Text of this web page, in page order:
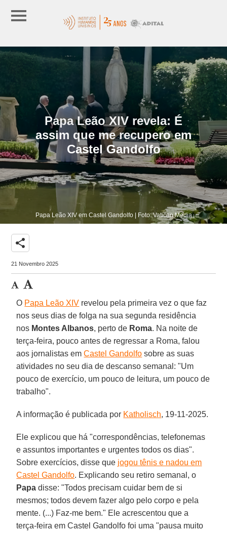
Papa Leão XIV revela: É
assim que me recupero em
Castel Gandolfo
Papa Leão XIV em Castel Gandolfo | Foto: Vatican Media
share
21 Novembro 2025
O Papa Leão XIV revelou pela primeira vez o que faz
nos seus dias de folga na sua segunda residência
nos Montes Albanos, perto de Roma. Na noite de
terça-feira, pouco antes de regressar a Roma, falou
aos jornalistas emCastel Gandolfo sobre as suas
atividades no seu dia de descanso semanal: "Um
pouco de exercício, um pouco de leitura, um pouco de
trabalho".
A informação é publicada por Katholisch, 19-11-2025.
Ele explicou que há "correspondências, telefonemas
e assuntos importantes e urgentes todos os dias".
Sobre exercícios, disse que jogou tênis e nadou em
Castel Gandolfo. Explicando seu retiro semanal, o
Papa disse: "Todos precisam cuidar bem de si
mesmos; todos devem fazer algo pelo corpo e pela
mente. (...) Faz-me bem." Ele acrescentou que a
terça-feira em Castel Gandolfo foi uma "pausa muito